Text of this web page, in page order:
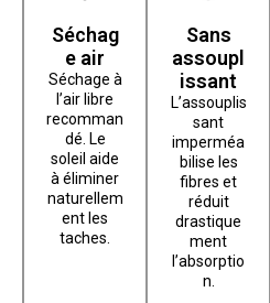
Séchag
e air
Séchage à
l’air libre
recomman
dé. Le
soleil aide
à éliminer
naturellem
ent les
taches.
Sans
assoupl
issant
L’assouplis
sant
imperméa
bilise les
fibres et
réduit
drastique
ment
l’absorptio
n.